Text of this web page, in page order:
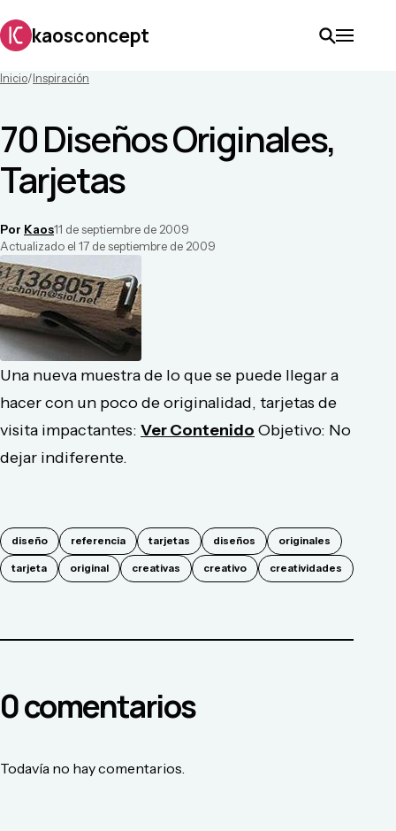
kaosconcept
Inicio/ Inspiración
70 Diseños Originales,
Tarjetas
Por Kaos11 de septiembre de 2009
Actualizado el 17 de septiembre de 2009
Una nueva muestra de lo que se puede llegar a
hacer con un poco de originalidad, tarjetas de
visita impactantes: Ver Contenido Objetivo: No
dejar indiferente.
diseño referencia tarjetas diseños originales
tarjeta original creativas creativo creatividades
0comentarios
Todavía no hay comentarios.